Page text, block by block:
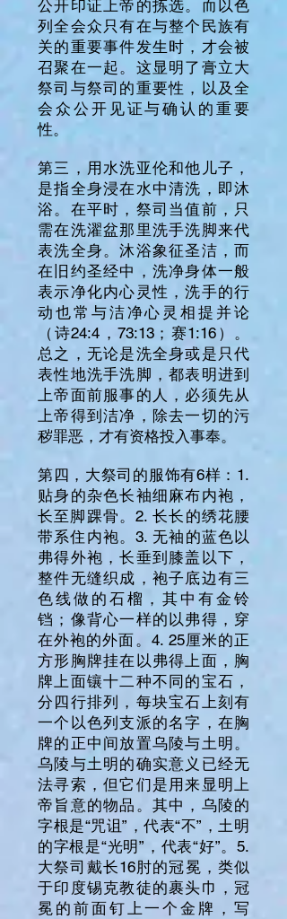
公开印证上帝的拣选。而以色
列全会众只有在与整个民族有
关的重要事件发生时，才会被
召聚在一起。这显明了膏立大
祭司与祭司的重要性，以及全
会众公开见证与确认的重要
性。
第三，用水洗亚伦和他儿子，
是指全身浸在水中清洗，即沐
浴。在平时，祭司当值前，只
需在洗濯盆那里洗手洗脚来代
表洗全身。沐浴象征圣洁，而
在旧约圣经中，洗净身体一般
表示净化内心灵性，洗手的行
动也常与洁净心灵相提并论
（诗24:4，73:13；赛1:16）。
总之，无论是洗全身或是只代
表性地洗手洗脚，都表明进到
上帝面前服事的人，必须先从
上帝得到洁净，除去一切的污
秽罪恶，才有资格投入事奉。
第四，大祭司的服饰有6样：1.
贴身的杂色长袖细麻布内袍，
长至脚踝骨。2. 长长的绣花腰
带系住内袍。3. 无袖的蓝色以
弗得外袍，长垂到膝盖以下，
整件无缝织成，袍子底边有三
色线做的石榴，其中有金铃
铛；像背心一样的以弗得，穿
在外袍的外面。4. 25厘米的正
方形胸牌挂在以弗得上面，胸
牌上面镶十二种不同的宝石，
分四行排列，每块宝石上刻有
一个以色列支派的名字，在胸
牌的正中间放置乌陵与土明。
乌陵与土明的确实意义已经无
法寻索，但它们是用来显明上
帝旨意的物品。其中，乌陵的
字根是“咒诅”，代表“不”，土明
的字根是“光明”，代表“好”。5.
大祭司戴长16肘的冠冕，类似
于印度锡克教徒的裹头巾，冠
冕的前面钉上一个金牌，写